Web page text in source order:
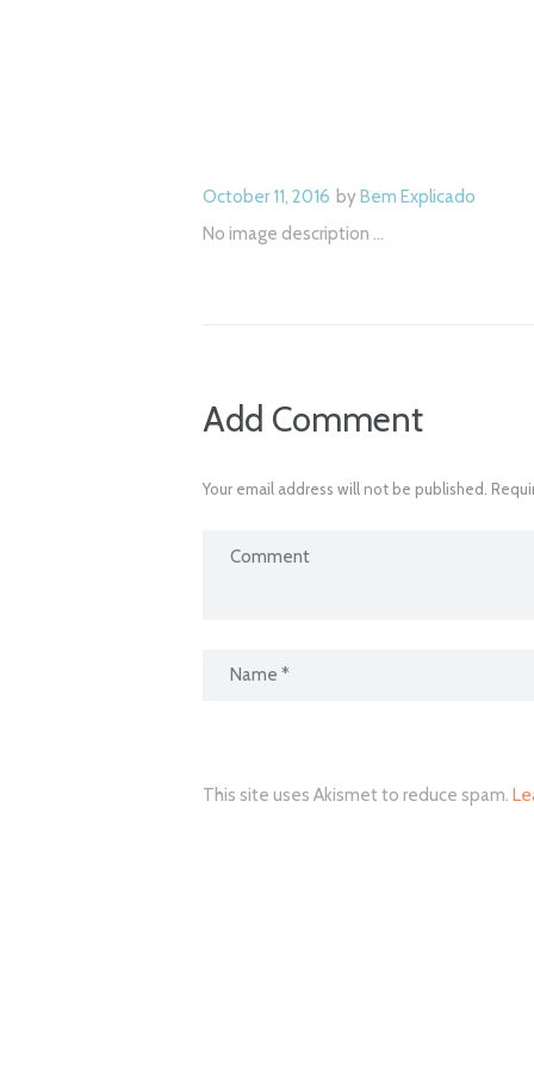
October 11, 2016 byBem Explicado
No image description ...
Add Comment
Your email address will not be published.
This site uses Akismet to reduce spam.